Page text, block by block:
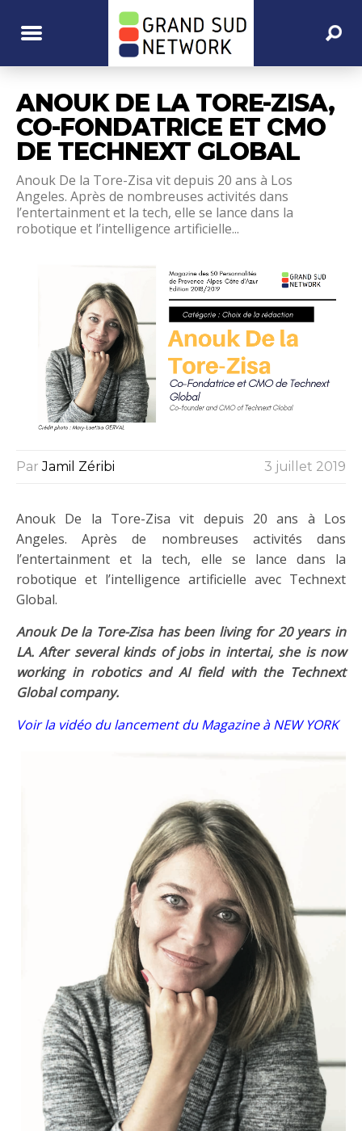
ANOUK DE LA TORE-ZISA,
CO-FONDATRICE ET CMO
DE TECHNEXT GLOBAL
Anouk De la Tore-Zisa vit depuis 20 ans à Los
Angeles. Après de nombreuses activités dans
l’entertainment et la tech, elle se lance dans la
robotique et l’intelligence artificielle...
ParJamil Zéribi 3 juillet 2019
Anouk De la Tore-Zisa vit depuis 20 ans à Los
Angeles. Après de nombreuses activités dans
l’entertainment et la tech, elle se lance dans la
robotique et l’intelligence artificielle avec Technext
Global.
Anouk De la Tore-Zisa has been living for 20 years in
LA. After several kinds of jobs in intertai, she is now
working in robotics and AI field with the Technext
Global company.
Voir la vidéo du lancement du Magazine à NEW YORK–